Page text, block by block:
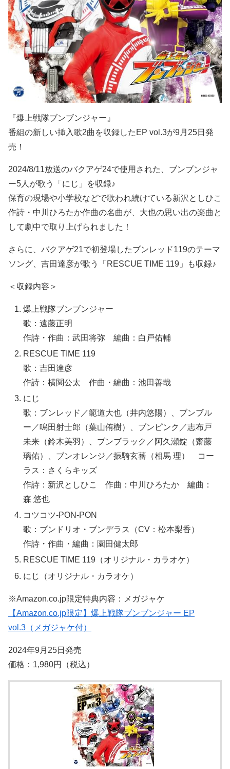
『爆上戦隊ブンブンジャー』
番組の新しい挿入歌2曲を収録したEP vol.3が9月25日発
売！
2024/8/11放送のバクアゲ24で使用された、ブンブンジャ
ー5人が歌う「にじ」を収録♪
保育の現場や小学校などで歌われ続けている新沢としひこ
作詩・中川ひろたか作曲の名曲が、大也の思い出の楽曲と
して劇中で取り上げられました！
さらに、バクアゲ21で初登場したブンレッド119のテーマ
ソング、吉田達彦が歌う「RESCUE TIME 119」も収録♪
＜収録内容＞
爆上戦隊ブンブンジャー
歌：遠藤正明
作詩・作曲：武田将弥 編曲：白戸佑輔
RESCUE TIME 119
歌：吉田達彦
作詩：横関公太 作曲・編曲：池田善哉
にじ
歌：ブンレッド／範道大也（井内悠陽）、ブンブル
ー／鳴田射士郎（葉山侑樹）、ブンピンク／志布戸
未来（鈴木美羽）、ブンブラック／阿久瀬錠（齋藤
璃佑）、ブンオレンジ／振騎玄蕃（相馬 理） コー
ラス：さくらキッズ
作詩：新沢としひこ 作曲：中川ひろたか 編曲：
森 悠也
コツコツ-PON-PON
歌：ブンドリオ・ブンデラス（CV：松本梨香）
作詩・作曲・編曲：園田健太郎
RESCUE TIME 119（オリジナル・カラオケ）
にじ（オリジナル・カラオケ）
※Amazon.co.jp限定特典内容：メガジャケ
【Amazon.co.jp限定】爆上戦隊ブンブンジャー EP
vol.3（メガジャケ付）
2024年9月25日発売
価格：1,980円（税込）